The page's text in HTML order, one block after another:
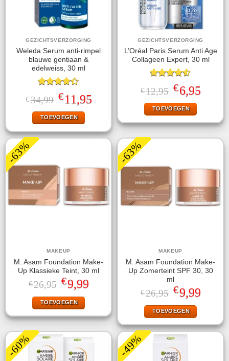
GEZICHTSVERZORGING
Weleda Serum anti-rimpel
blauwe gentiaan &
edelweiss, 30 ml
Gewaardeerd
4.33uit 5
€34,99 Oorspronkelijke
prijs
was:
€34,99.
€11,95Huidige
prijs
TOEVOEGEN
GEZICHTSVERZORGING
L’Oréal Paris Serum Anti Age
Collageen Expert, 30 ml
Gewaardeerd
4.50uit 5
€12,95 Oorspronkelijke
prijs
was:
€12,95.
€6,95Huidige
prijs
TOEVOEGEN
-63%
MAKEUP
M. Asam Foundation Make-
Up Klassieke Teint, 30 ml
€26,95 Oorspronkelijke
prijs
was:
€26,95.
€9,99Huidige
prijs
TOEVOEGEN
-63%
MAKEUP
M. Asam Foundation Make-
Up Zomerteint SPF 30, 30
ml
€26,95 Oorspronkelijke
prijs
was:
€26,95.
€9,99Huidige
prijs
TOEVOEGEN
-60% -49%